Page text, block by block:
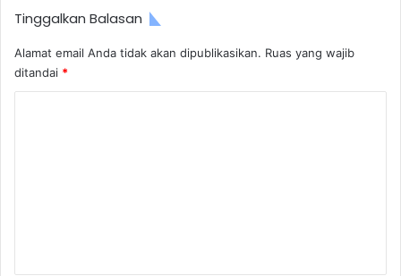
Tinggalkan Balasan
Alamat email Anda tidak akan dipublikasikan. Ruas yang wajib
ditandai *